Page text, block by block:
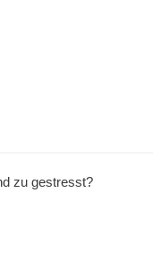
zu gestresst?